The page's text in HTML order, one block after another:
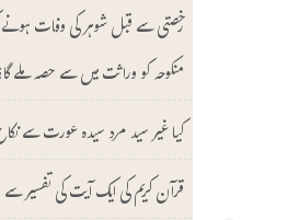
رخصتی سے قبل شوہر کی وفات
منکوحہ کو وراثت میں سے حصہ ملے
کیا غیر سید مرد سیدہ عورت سے
قرآن کریم کی ایک آیت کی تفسیر